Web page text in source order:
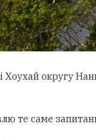
Хоухай округу
те саме